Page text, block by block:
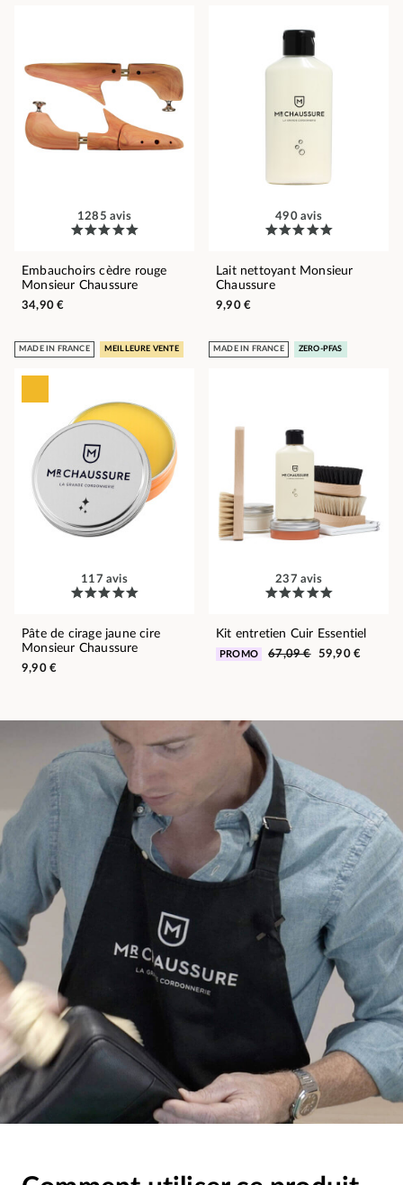
1285 avis
Embauchoirs cèdre rouge
Monsieur Chaussure
34,90 €
490 avis
Lait nettoyant Monsieur
Chaussure
9,90 €
MADE IN FRANCE MEILLEURE VENTE
117 avis
Pâte de cirage jaune cire
Monsieur Chaussure
9,90 €
MADE IN FRANCE ZERO-PFAS
237 avis
Kit entretien Cuir Essentiel
PROMO 67,09 € 59,90 €